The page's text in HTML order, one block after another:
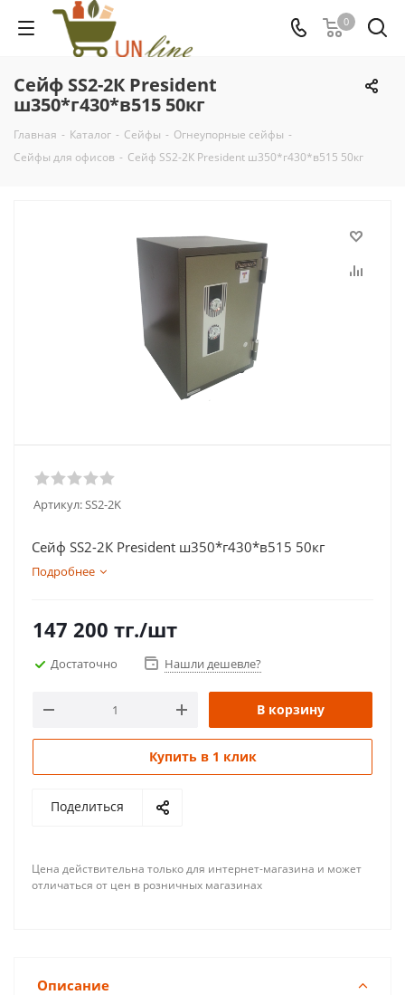
0
Сейф SS2-2К President
ш350*г430*в515 50кг
Главная - Каталог - Сейфы - Огнеупорные сейфы -
Сейфы для офисов - Сейф SS2-2К President ш350*г430*в515 50кг
Артикул:SS2-2K
Сейф SS2-2К President ш350*г430*в515 50кг
Подробнее
147 200 тг./шт
Достаточно Нашли дешевле?
В корзину
Купить в 1 клик
Поделиться
Цена действительна только для интернет-магазина и может
отличаться от цен в розничных магазинах
Описание